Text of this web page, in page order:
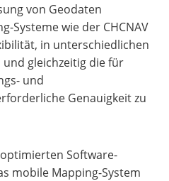
von Geodaten
Systeme wie der CHCNAV
in unterschiedlichen
gleichzeitig die für
und
Genauigkeit zu
Software-
mobile Mapping-System